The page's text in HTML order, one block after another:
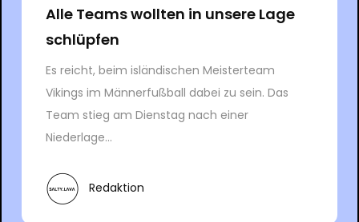
Alle Teams wollten in unsere Lage
schlüpfen
Es reicht, beim isländischen Meisterteam
Vikings im Männerfußball dabei zu sein. Das
Team stieg am Dienstag nach einer
Niederlage...
Redaktion